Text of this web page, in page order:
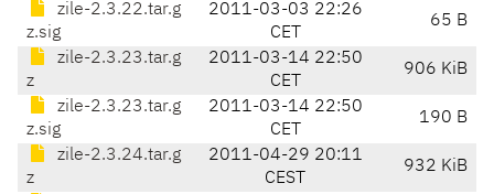
zile-2.3.22.tar.g
z.sig
2011-03-03 22:26
CET
65 B
zile-2.3.23.tar.g
z
2011-03-14 22:50
CET
906 KiB
zile-2.3.23.tar.g
z.sig
2011-03-14 22:50
CET
190 B
zile-2.3.24.tar.g
z
2011-04-29 20:11
CEST
932 KiB